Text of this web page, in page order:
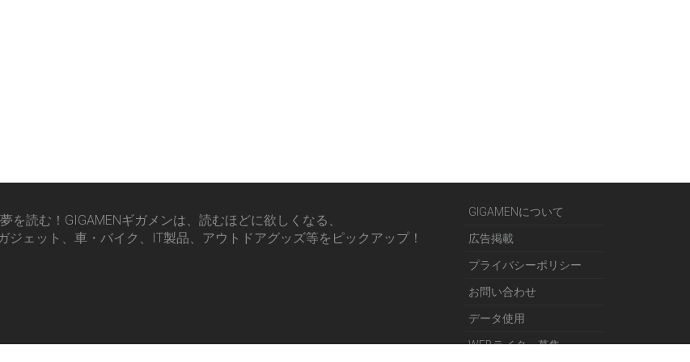
を読む！GIGAMENギガメンは、読むほどに欲しくなる、
ジェット、車・バイク、IT製品、アウトドアグッズ等をピックアップ！
GIGAMENについて
広告掲載
プライバシーポリシー
お問い合わせ
データ使用
WEBライター募集